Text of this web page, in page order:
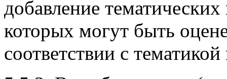
добавление
которых могут быть
соответствии с